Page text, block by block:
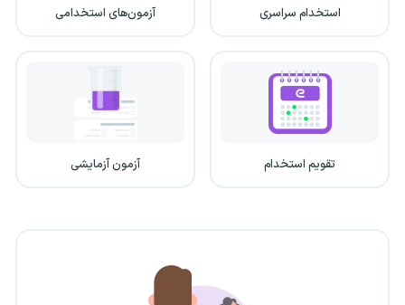
استخدام سراسری آزمون‌های استخدامی
تقویم استخدام آزمون آزمایشی